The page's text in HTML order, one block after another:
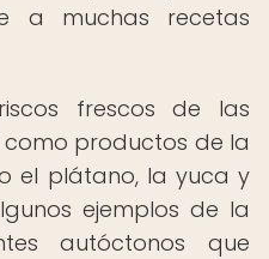
a muchas recetas
frescos de las
productos de la
el plátano, la yuca y
ejemplos de la
autóctonos que